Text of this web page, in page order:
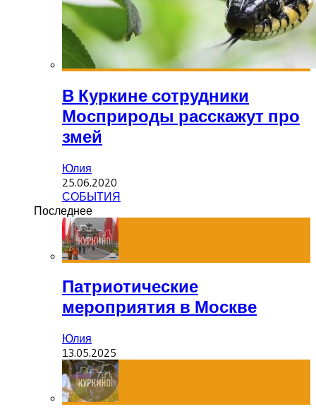
В Куркине сотрудники
Мосприроды расскажут про
змей
Юлия
25.06.2020
СОБЫТИЯ
Последнее
Патриотические
мероприятия в Москве
Юлия
13.05.2025